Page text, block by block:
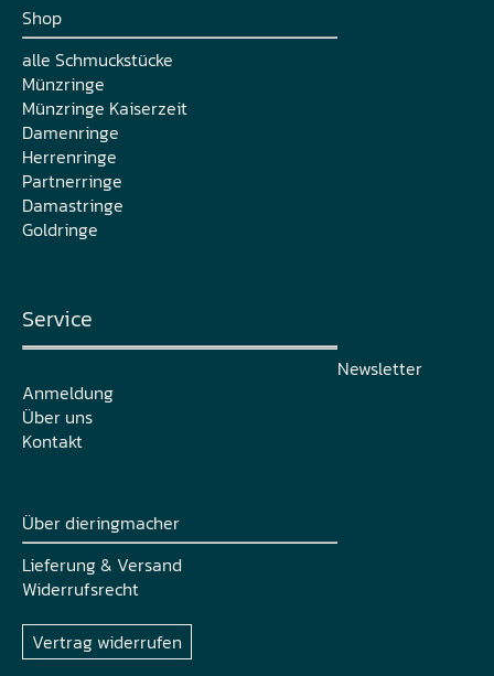
Shop
alle Schmuckstücke
Münzringe
Münzringe Kaiserzeit
Damenringe
Herrenringe
Partnerringe
Damastringe
Goldringe
Service
Newsletter
Anmeldung
Über uns
Kontakt
Über dieringmacher
Lieferung & Versand
Widerrufsrecht
Vertrag widerrufen